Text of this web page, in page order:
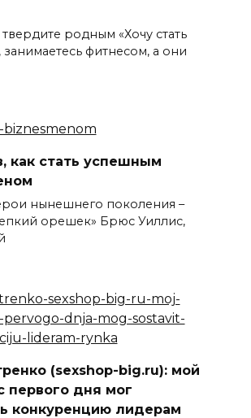
твердите родным «Хочу стать
фитнесом, а они
как стать успешным
нынешнего поколения –
орешек» Брюс Уиллис,
(sexshop-big.ru): мой
первого дня мог
конкуренцию лидерам